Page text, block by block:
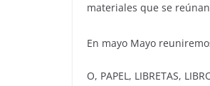
materiales que se
En mayo Mayo
O, PAPEL, LIBRETAS,